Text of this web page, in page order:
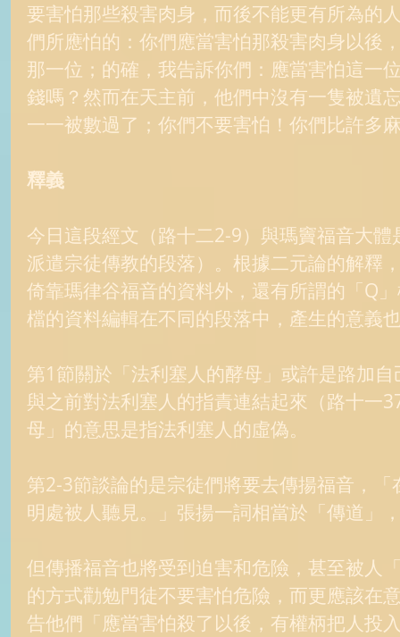
要害怕那些殺害肉身，而後不能更有所為的
們所應怕的：你們應當害怕那殺害肉身以後
那一位；的確，我告訴你們：應當害怕這一
錢嗎？然而在天主前，他們中沒有一隻被遺
一一被數過了；你們不要害怕！你們比許多
釋義
今日這段經文（路十二2-9）與瑪竇福音大
派遣宗徒傳教的段落）。根據二元論的解釋
倚靠瑪律谷福音的資料外，還有所謂的「Q
檔的資料編輯在不同的段落中，產生的意義
第1節關於「法利塞人的酵母」或許是路加
與之前對法利塞人的指責連結起來（路十一
母」的意思是指法利塞人的虛偽。
第2-3節談論的是宗徒們將要去傳揚福音，
明處被人聽見。」張揚一詞相當於「傳道」
但傳播福音也將受到迫害和危險，甚至被人
的方式勸勉門徒不要害怕危險，而更應該在
告他們「應當害怕殺了以後，有權柄把人投